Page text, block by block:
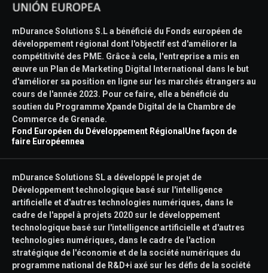
mDurance Solutions S.L a bénéficié du Fonds européen de
développement régional dont l'objectif est d'améliorer la
compétitivité des PME. Grâce à cela, l'entreprise a mis en
œuvre un Plan de Marketing Digital International dans le but
d'améliorer sa position en ligne sur les marchés étrangers au
cours de l'année 2023. Pour ce faire, elle a bénéficié du
soutien du Programme Xpande Digital de la Chambre de
Commerce de Grenade.
Fond Européen du Développement Régional Une façon de
faire Européennea
mDurance Solutions SL a développé le projet de
Développement technologique basé sur l'intelligence
artificielle et d'autres technologies numériques, dans le
cadre de l'appel à projets 2020 sur le développement
technologique basé sur l'intelligence artificielle et d'autres
technologies numériques, dans le cadre de l'action
stratégique de l'économie et de la société numériques du
programme national de R&D+i axé sur les défis de la société